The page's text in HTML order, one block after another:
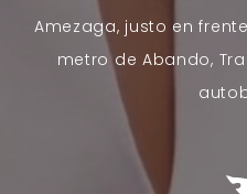
Amezaga, justo en
metro de Abando,